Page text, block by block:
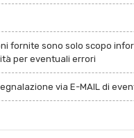
fornite sono solo scopo
per eventuali errori
via E-MAIL di